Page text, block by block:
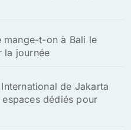
mange-t-on à Bali le
la journée
de Jakarta
dédiés pour